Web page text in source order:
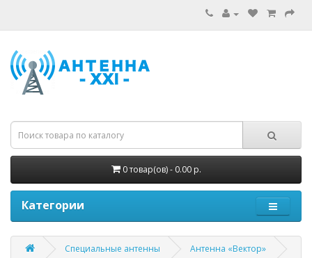
0 товар(ов) - 0.00 р.
Категории
Специальные антенны Антенна «Вектор»